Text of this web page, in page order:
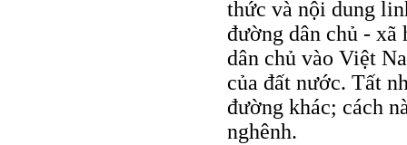
thức và nội dung
đường dân chủ -
dân chủ vào Việt
của đất nước. Tất
đường khác; cách
nghênh.